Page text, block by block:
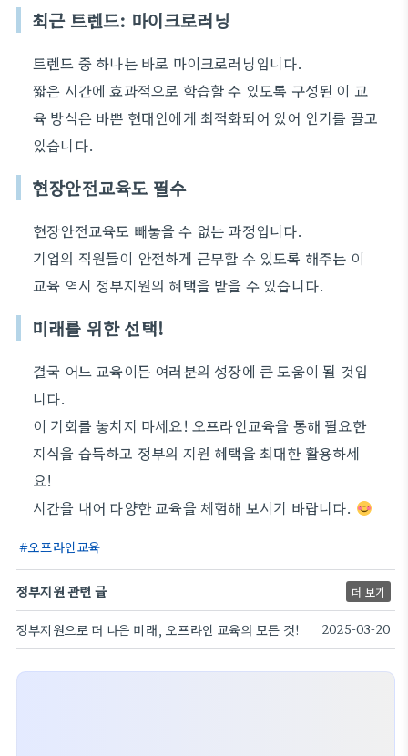
최근 트렌드: 마이크로러닝
트렌드 중 하나는 바로 마이크로러닝입니다.
짧은 시간에 효과적으로 학습할 수 있도록 구성된 이 교
육 방식은 바쁜 현대인에게 최적화되어 있어 인기를 끌고
있습니다.
현장안전교육도 필수
현장안전교육도 빼놓을 수 없는 과정입니다.
기업의 직원들이 안전하게 근무할 수 있도록 해주는 이
교육 역시 정부지원의 혜택을 받을 수 있습니다.
미래를 위한 선택!
결국 어느 교육이든 여러분의 성장에 큰 도움이 될 것입
니다.
이 기회를 놓치지 마세요! 오프라인교육을 통해 필요한
지식을 습득하고 정부의 지원 혜택을 최대한 활용하세
요!
시간을 내어 다양한 교육을 체험해 보시기 바랍니다.
오프라인교육
정부지원 관련 글 더 보기
정부지원으로 더 나은 미래, 오프라인 교육의 모든 것! 2025-03-20